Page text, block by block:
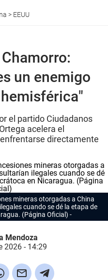
> EEUU
un enemigo
el partido Ciudadanos
acelera el
directamente
mineras otorgadas a China
cuando se dé la etapa de
(Página Oficial)
Mendoza
2026 - 14:29